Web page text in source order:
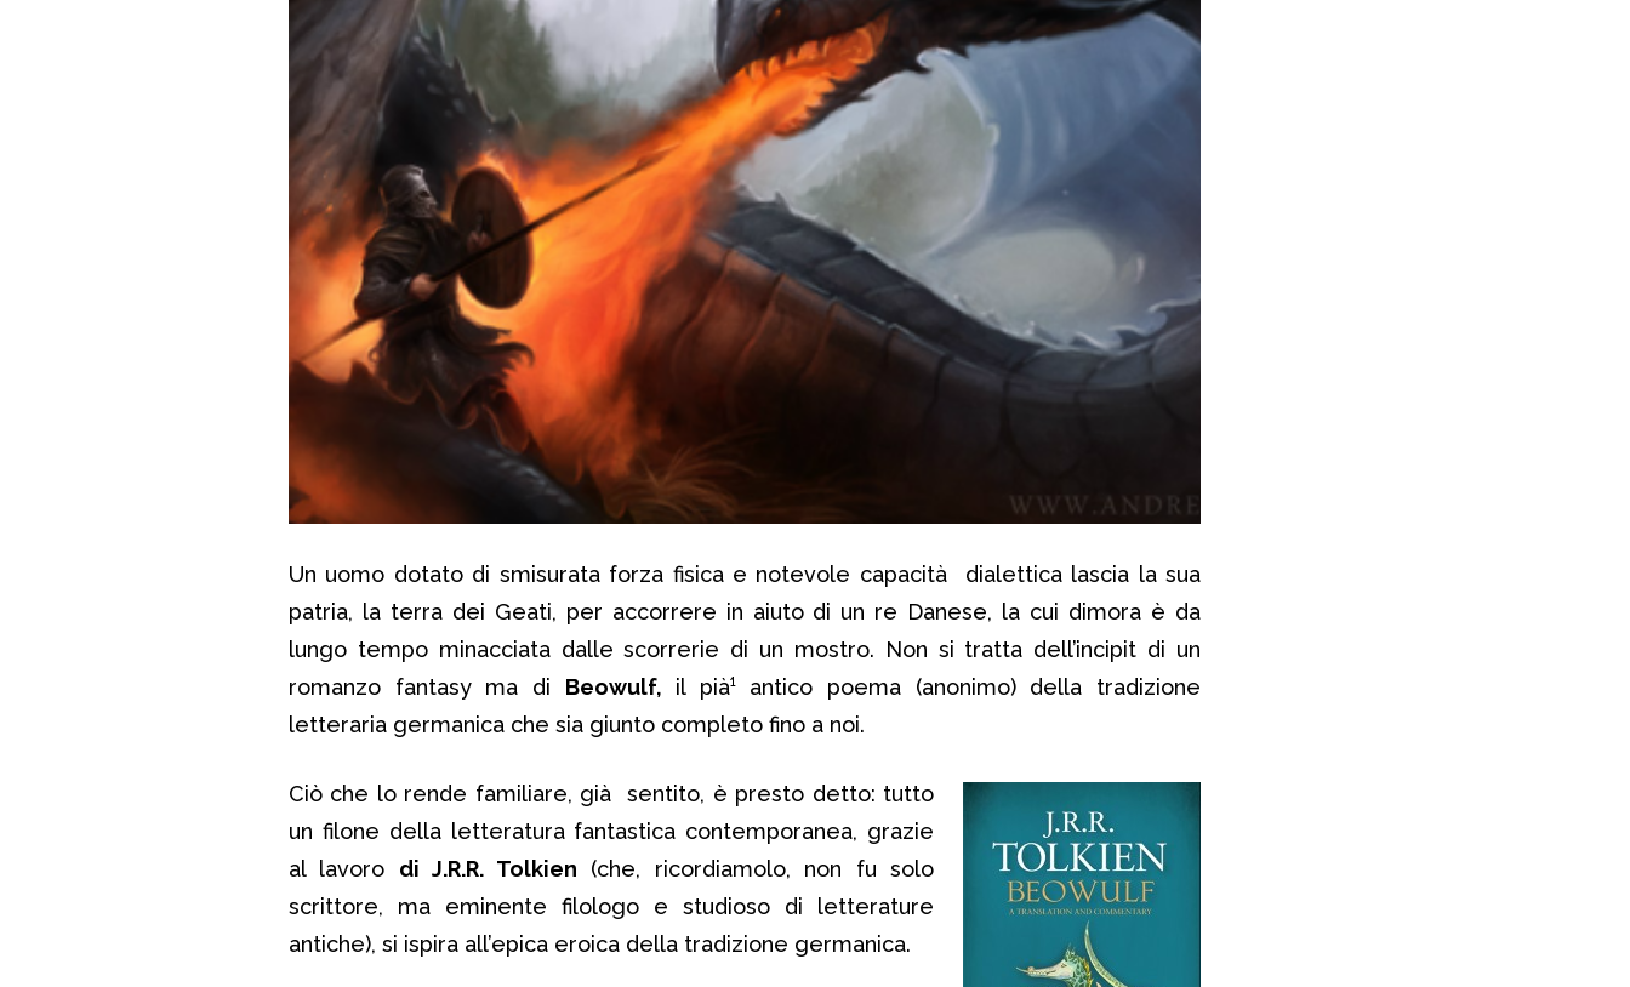
Un uomo dotato di smisurata forza fisica e notevole capacità dialettica lascia la sua
patria, la terra dei Geati, per accorrere in aiuto di un re Danese, la cui dimora è da
lungo tempo minacciata dalle scorrerie di un mostro. Non si tratta dell’incipit di un
romanzo fantasy ma di Beowulf, il pià¹ antico poema (anonimo) della tradizione
letteraria germanica che sia giunto completo fino a noi.
Ciò che lo rende familiare, già sentito, è presto detto: tutto
un filone della letteratura fantastica contemporanea, grazie
al lavoro di J.R.R. Tolkien (che, ricordiamolo, non fu solo
scrittore, ma eminente filologo e studioso di letterature
antiche), si ispira all’epica eroica della tradizione germanica.